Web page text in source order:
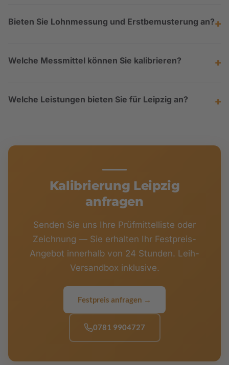
Bieten Sie Lohnmessung und Erstbemusterung an?
Welche Messmittel können Sie kalibrieren?
Welche Leistungen bieten Sie für Leipzig an?
Kalibrierung Leipzig
anfragen
Senden Sie uns Ihre Prüfmittelliste oder
Zeichnung — Sie erhalten Ihr Festpreis-
Angebot innerhalb von 24 Stunden. Leih-
Versandbox inklusive.
Festpreis anfragen →
0781 9904727